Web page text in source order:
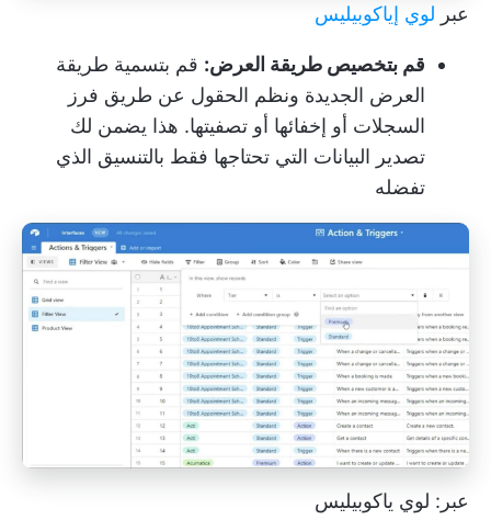
عبر لوي إياكوبيليس
قم بتخصيص طريقة العرض: قم بتسمية طريقة
العرض الجديدة ونظم الحقول عن طريق فرز
السجلات أو إخفائها أو تصفيتها. هذا يضمن لك
تصدير البيانات التي تحتاجها فقط بالتنسيق الذي
تفضله
عبر: لوي ياكوبيليس